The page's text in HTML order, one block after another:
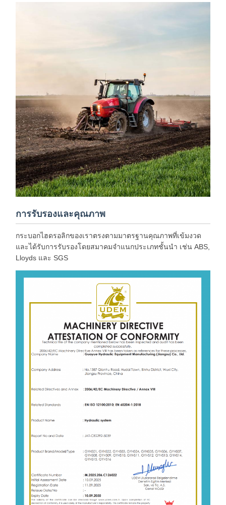
การรับรองและคุณภาพ
กระบอกไฮดรอลิกของเราตรงตามมาตรฐานคุณภาพที่เข้มงวด
และได้รับการรับรองโดยสมาคมจำแนกประเภทชั้นนำ เช่น ABS,
Lloyds และ SGS